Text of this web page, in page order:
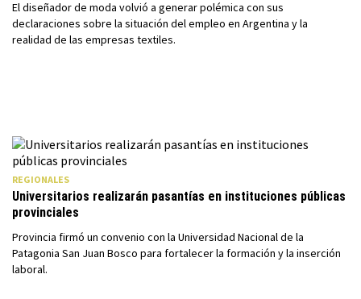
El diseñador de moda volvió a generar polémica con sus
declaraciones sobre la situación del empleo en Argentina y la
realidad de las empresas textiles.
REGIONALES
Universitarios realizarán pasantías en instituciones públicas
provinciales
Provincia firmó un convenio con la Universidad Nacional de la
Patagonia San Juan Bosco para fortalecer la formación y la inserción
laboral.